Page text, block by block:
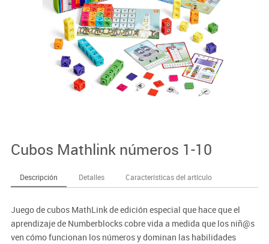
Cubos Mathlink números 1-10
Descripción Detalles Características del artículo
Juego de cubos MathLink de edición especial que hace que el
aprendizaje de Numberblocks cobre vida a medida que los niñ@s
ven cómo funcionan los números y dominan las habilidades